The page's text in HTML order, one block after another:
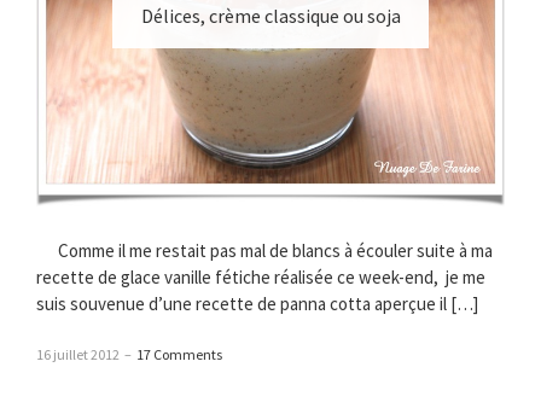
Délices, crème classique ou soja
Comme il me restait pas mal de blancs à écouler suite à ma
recette de glace vanille fétiche réalisée ce week-end, je me
suis souvenue d’une recette de panna cotta aperçue il […]
16 juillet 2012 – 17 Comments